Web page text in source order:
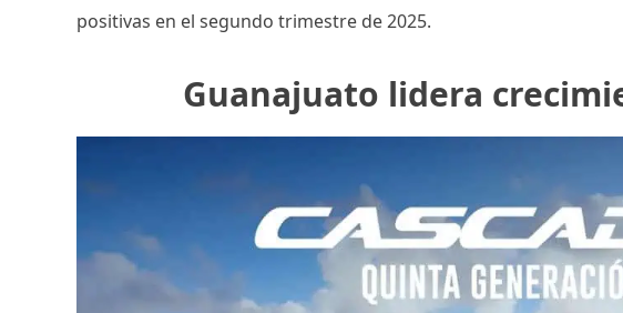
positivas en el segundo trimestre de 2025.
Guanajuato lidera